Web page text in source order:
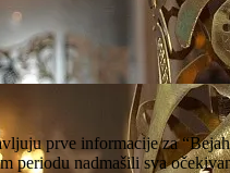
prve informacije za
periodu nadmašili sva